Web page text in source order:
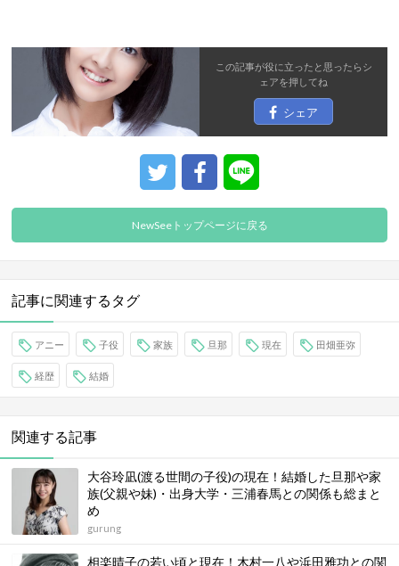
この記事が役に立ったと思ったらシ
ェアを押してね
シェア
NewSeeトップページに戻る
記事に関連するタグ
アニー 子役 家族 旦那 現在 田畑亜弥
経歴 結婚
関連する記事
大谷玲凪(渡る世間の子役)の現在！結婚した旦那や家
族(父親や妹)・出身大学・三浦春馬との関係も総まと
め
gurung
相楽晴子の若い頃と現在！木村一八や浜田雅功との関